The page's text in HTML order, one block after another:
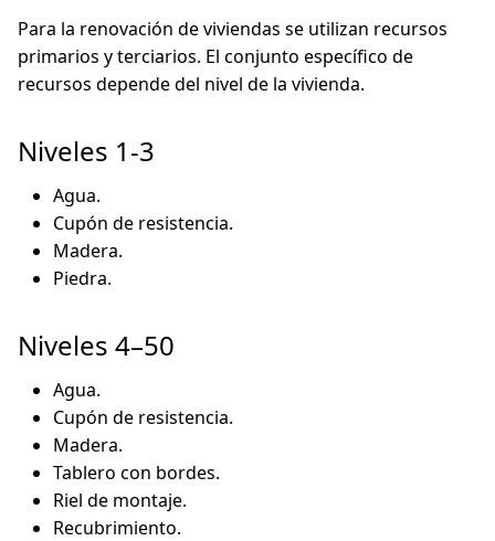
Para la renovación de viviendas se utilizan recursos
primarios y terciarios. El conjunto específico de
recursos depende del nivel de la vivienda.
Niveles 1-3
Agua.
Cupón de resistencia.
Madera.
Piedra.
Niveles 4–50
Agua.
Cupón de resistencia.
Madera.
Tablero con bordes.
Riel de montaje.
Recubrimiento.